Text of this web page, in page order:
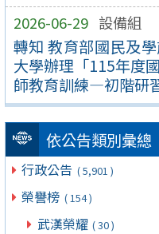
2026-06-29 設備組
轉知 教育部國民及
大學辦理「115年度
師教育訓練—初階研
依公告類別彙總
行政公告 ( 5,901 )
榮譽榜 ( 154 )
武漢榮耀 ( 30 )